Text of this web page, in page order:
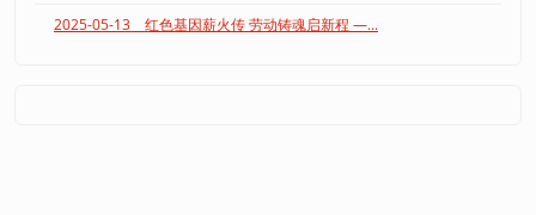
2025-05-13 红色基因薪火传 劳动铸魂启新程 —...